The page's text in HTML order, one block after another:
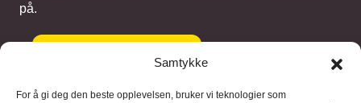
Samtykke
For å gi deg den beste opplevelsen, bruker vi teknologier som
på.
Gi et bidrag